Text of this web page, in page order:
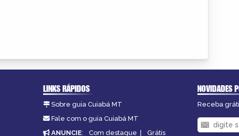
LINKS RÁPIDOS
Sobre guia Cuiabá MT
Fale com o guia Cuiabá MT
ANUNCIE: Com destaque | Grátis
NOVIDADES
Receba